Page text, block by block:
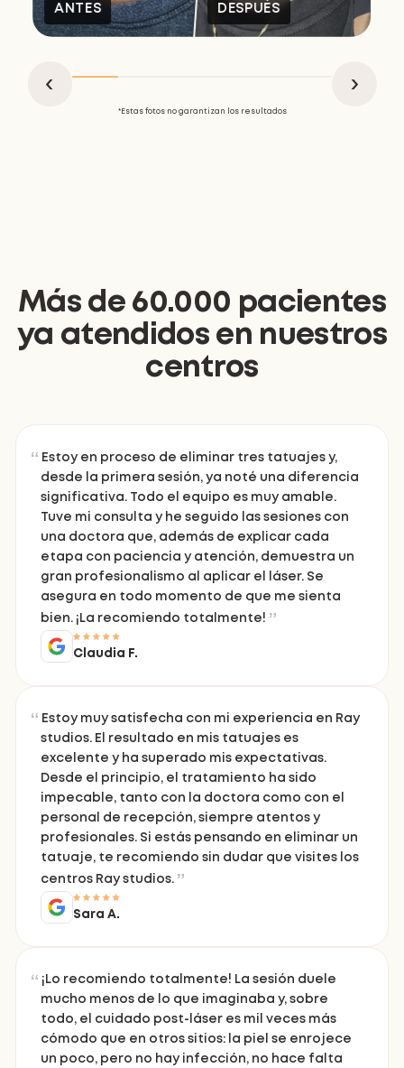
ANTES DESPUÉS
*Estas fotos no garantizan los resultados
Más de 60.000 pacientes
ya atendidos en nuestros
centros
Estoy en proceso de eliminar tres tatuajes y,
desde la primera sesión, ya noté una diferencia
significativa. Todo el equipo es muy amable.
Tuve mi consulta y he seguido las sesiones con
una doctora que, además de explicar cada
etapa con paciencia y atención, demuestra un
gran profesionalismo al aplicar el láser. Se
asegura en todo momento de que me sienta
bien. ¡La recomiendo totalmente!
Claudia F.
Estoy muy satisfecha con mi experiencia en Ray
studios. El resultado en mis tatuajes es
excelente y ha superado mis expectativas.
Desde el principio, el tratamiento ha sido
impecable, tanto con la doctora como con el
personal de recepción, siempre atentos y
profesionales. Si estás pensando en eliminar un
tatuaje, te recomiendo sin dudar que visites los
centros Ray studios.
Sara A.
¡Lo recomiendo totalmente! La sesión duele
mucho menos de lo que imaginaba y, sobre
todo, el cuidado post-láser es mil veces más
cómodo que en otros sitios: la piel se enrojece
un poco, pero no hay infección, no hace falta